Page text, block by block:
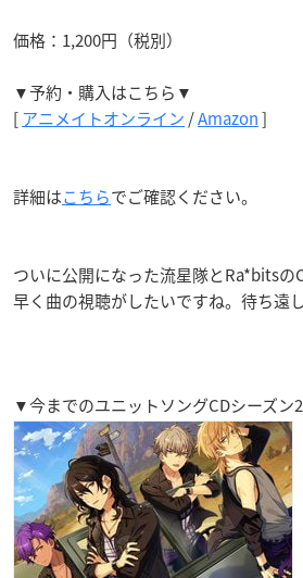
価格：1,200円（税別）
▼予約・購入はこちら▼
[アニメイトオンライン /Amazon]
詳細はこちらでご確認ください。
ついに公開になった流星隊とRa*bitsの
早く曲の視聴がしたいですね。待ち遠
▼今までのユニットソングCDシーズン